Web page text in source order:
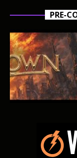
PRE-